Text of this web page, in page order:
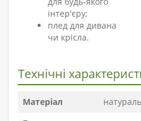
інтер'єру;
плед для дивана
чи крісла.
Технічні
Матеріал